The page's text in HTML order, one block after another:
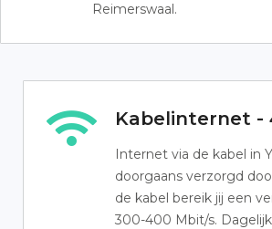
Reimerswaal.
Kabelinternet -
Internet via de kabel in
doorgaans verzorgd
de kabel bereik jij een
300-400 Mbit/s.